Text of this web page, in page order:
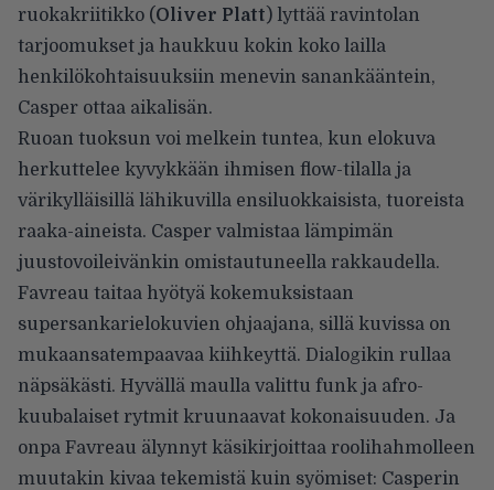
ruokakriitikko (Oliver Platt) lyttää ravintolan
tarjoomukset ja haukkuu kokin koko lailla
henkilökohtaisuuksiin menevin sanankääntein,
Casper ottaa aikalisän.
Ruoan tuoksun voi melkein tuntea, kun elokuva
herkuttelee kyvykkään ihmisen flow-tilalla ja
värikylläisillä lähikuvilla ensiluokkaisista, tuoreista
raaka-aineista. Casper valmistaa lämpimän
juustovoileivänkin omistautuneella rakkaudella.
Favreau taitaa hyötyä kokemuksistaan
supersankarielokuvien ohjaajana, sillä kuvissa on
mukaansatempaavaa kiihkeyttä. Dialogikin rullaa
näpsäkästi. Hyvällä maulla valittu funk ja afro-
kuubalaiset rytmit kruunaavat kokonaisuuden. Ja
onpa Favreau älynnyt käsikirjoittaa roolihahmolleen
muutakin kivaa tekemistä kuin syömiset: Casperin